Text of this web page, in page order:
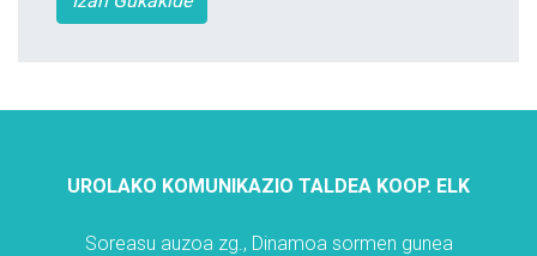
UROLAKO KOMUNIKAZIO TALDEA KOOP. ELK
Soreasu auzoa zg., Dinamoa sormen gunea